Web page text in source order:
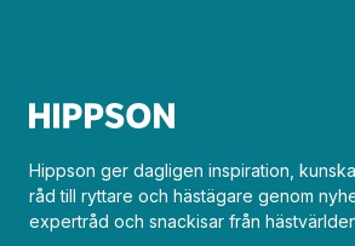
Hippson ger dagligen inspiration,
råd till ryttare och hästägare genom
expertråd och snackisar från